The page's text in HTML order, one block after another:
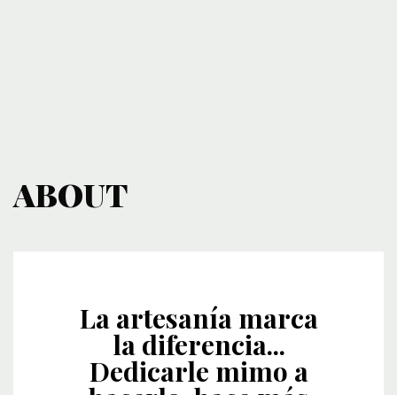
ABOUT
La artesanía marca
la diferencia...
Dedicarle mimo a